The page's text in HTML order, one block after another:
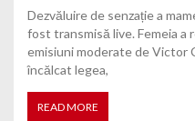
Dezvăluire de senzație a
fost transmisă live. Femeia a
emisiuni moderate de Victor
încălcat legea,
READ MORE